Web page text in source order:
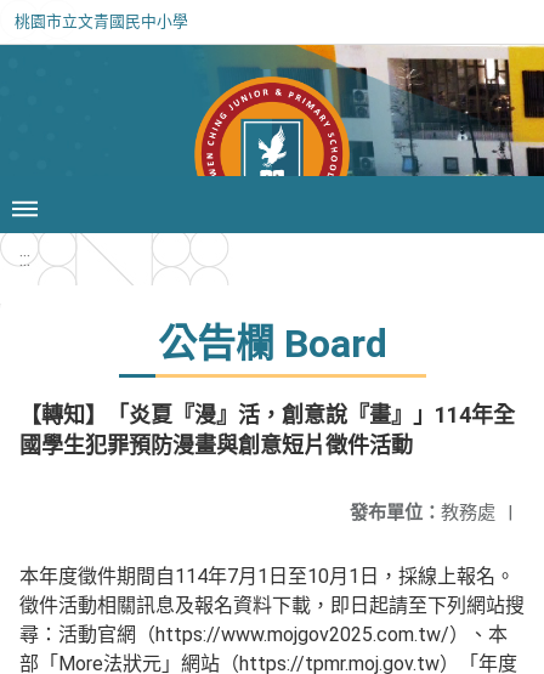
桃園市立文青國民中小學
:::
公告欄 Board
【轉知】「炎夏『漫』活，創意說『畫』」114年全
國學生犯罪預防漫畫與創意短片徵件活動
發布單位： 教務處 |
本年度徵件期間自114年7月1日至10月1日，採線上報名。
徵件活動相關訊息及報名資料下載，即日起請至下列網站搜
尋：活動官網（https://www.mojgov2025.com.tw/）、本
部「More法狀元」網站（https://tpmr.moj.gov.tw）「年度